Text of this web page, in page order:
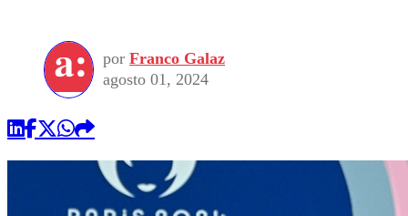
por Franco Galaz
agosto 01, 2024